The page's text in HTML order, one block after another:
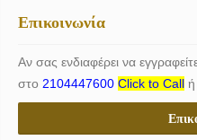
Επικοινωνία
Αν σας ενδιαφέρει να
στο 2104447600 Click to Call ή